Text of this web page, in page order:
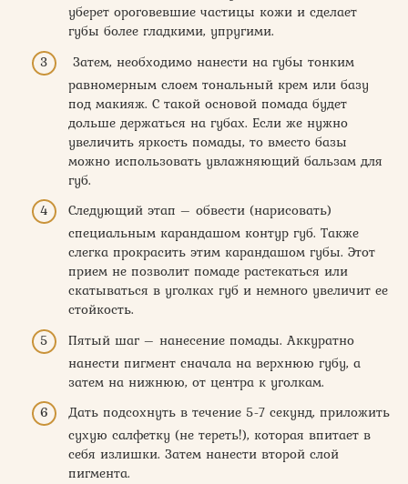
уберет ороговевшие частицы кожи и сделает
губы более гладкими, упругими.
Затем, необходимо нанести на губы тонким
равномерным слоем тональный крем или базу
под макияж. С такой основой помада будет
дольше держаться на губах. Если же нужно
увеличить яркость помады, то вместо базы
можно использовать увлажняющий бальзам для
губ.
Следующий этап – обвести (нарисовать)
специальным карандашом контур губ. Также
слегка прокрасить этим карандашом губы. Этот
прием не позволит помаде растекаться или
скатываться в уголках губ и немного увеличит ее
стойкость.
Пятый шаг – нанесение помады. Аккуратно
нанести пигмент сначала на верхнюю губу, а
затем на нижнюю, от центра к уголкам.
Дать подсохнуть в течение 5-7 секунд, приложить
сухую салфетку (не тереть!), которая впитает в
себя излишки. Затем нанести второй слой
пигмента.